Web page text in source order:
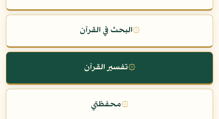
۞البحث في القرآن
۞تفسير القرآن
۞محفظتي